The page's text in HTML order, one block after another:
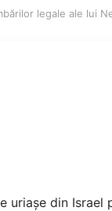
legale ale lui